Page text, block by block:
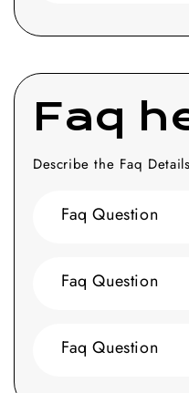
Faq
Describe the Faq Details
Faq Question
Faq Question
Faq Question